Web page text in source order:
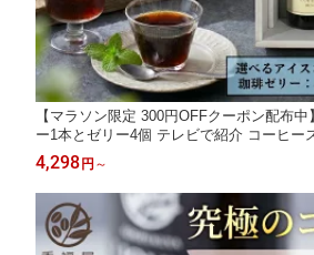
【マラソン限定 300円OFFクーポン配布
ー1本とゼリー4個 テレビで紹介 コーヒー
アイスコーヒー コールドブリュー 雪の下
無糖 微糖 コーヒースイーツセット ほろ苦
4,298 円 ～